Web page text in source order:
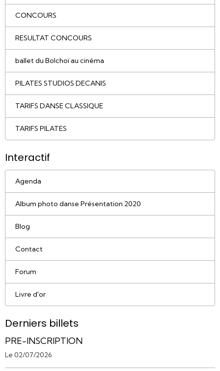
CONCOURS
RESULTAT CONCOURS
ballet du Bolchoï au cinéma
PILATES STUDIOS DECANIS
TARIFS DANSE CLASSIQUE
TARIFS PILATES
Interactif
Agenda
Album photo danse Présentation 2020
Blog
Contact
Forum
Livre d'or
Derniers billets
PRE-INSCRIPTION
Le 02/07/2026